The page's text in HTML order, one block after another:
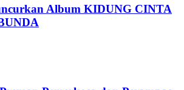
Album KIDUNG CINTA